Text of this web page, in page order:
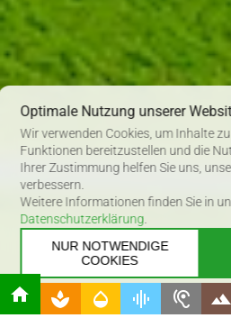
Optimale Nutzung unserer
Wir verwenden Cookies, um Inhalte
Funktionen bereitzustellen und die
Ihrer Zustimmung helfen Sie uns,
verbessern.
Weitere Informationen finden Sie in
Datenschutzerklärung
NUR NOTWENDIGE
COOKIES